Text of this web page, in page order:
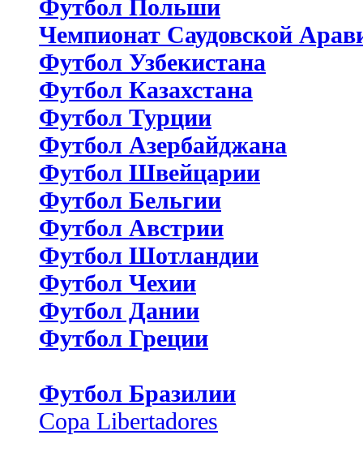
Футбол Польши
Чемпионат Саудовской
Футбол Узбекистана
Футбол Казахстана
Футбол Турции
Футбол Азербайджана
Футбол Швейцарии
Футбол Бельгии
Футбол Австрии
Футбол Шотландии
Футбол Чехии
Футбол Дании
Футбол Греции
Футбол Бразилии
Copa Libertadores